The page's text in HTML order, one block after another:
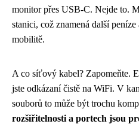
monitor přes USB-C. Nejde to.
stanici, což znamená další
mobilitě.
A co síťový kabel? Zapomeňte.
jste odkázaní čistě na WiFi. V
souborů to může být trochu
rozšiřitelnosti a portech jsou